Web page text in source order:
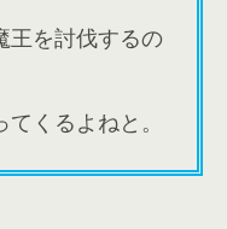
王を討伐するの
くるよねと。